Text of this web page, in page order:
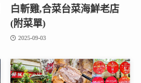
白斬雞,合菜台菜海鮮老店
(附菜單)
2025-09-03